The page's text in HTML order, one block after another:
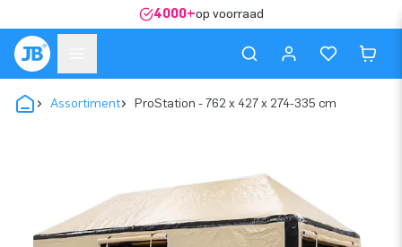
4000+op voorraad
Assortiment ProStation - 762 x 427 x 274-335 cm